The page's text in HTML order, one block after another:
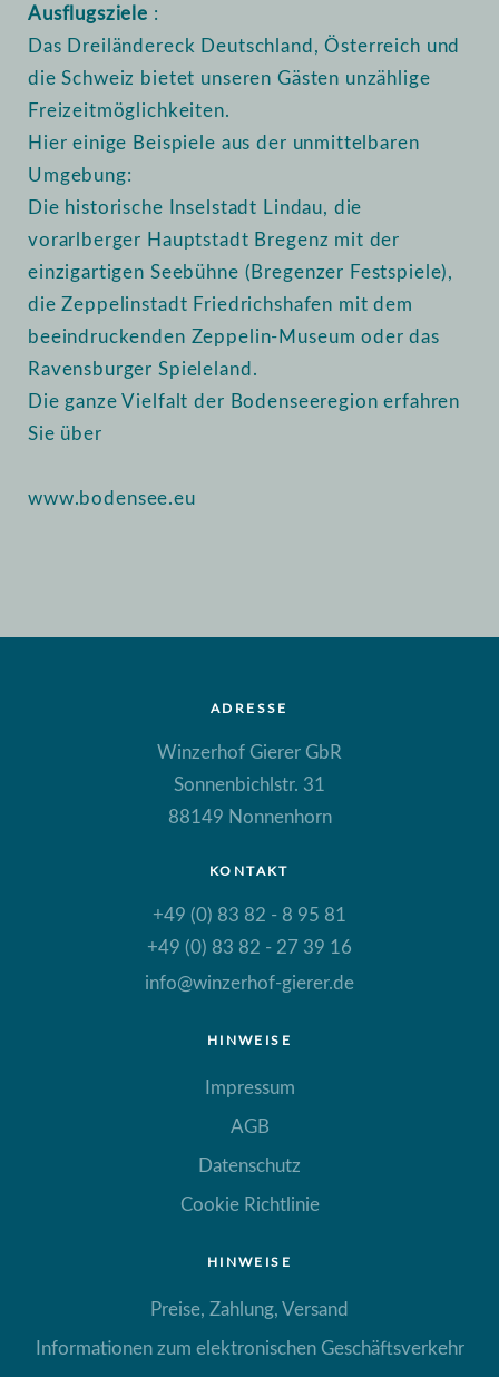
Ausflugsziele :
Das Dreiländereck Deutschland, Österreich und
die Schweiz bietet unseren Gästen unzählige
Freizeitmöglichkeiten.
Hier einige Beispiele aus der unmittelbaren
Umgebung:
Die historische Inselstadt Lindau, die
vorarlberger Hauptstadt Bregenz mit der
einzigartigen Seebühne (Bregenzer Festspiele),
die Zeppelinstadt Friedrichshafen mit dem
beeindruckenden Zeppelin-Museum oder das
Ravensburger Spieleland.
Die ganze Vielfalt der Bodenseeregion erfahren
Sie über
www.bodensee.eu
ADRESSE
Winzerhof Gierer GbR
Sonnenbichlstr. 31
88149 Nonnenhorn
KONTAKT
+49 (0) 83 82 - 8 95 81
+49 (0) 83 82 - 27 39 16
info@winzerhof-gierer.de
HINWEISE
Impressum
AGB
Datenschutz
Cookie Richtlinie
HINWEISE
Preise, Zahlung, Versand
Informationen zum elektronischen Geschäftsverkehr